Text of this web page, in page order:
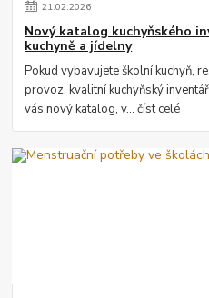
21.02.2026
Nový katalog kuchyňského
kuchyně a jídelny
Pokud vybavujete školní kuchyň,
provoz, kvalitní kuchyňský
vás nový katalog, v...číst celé